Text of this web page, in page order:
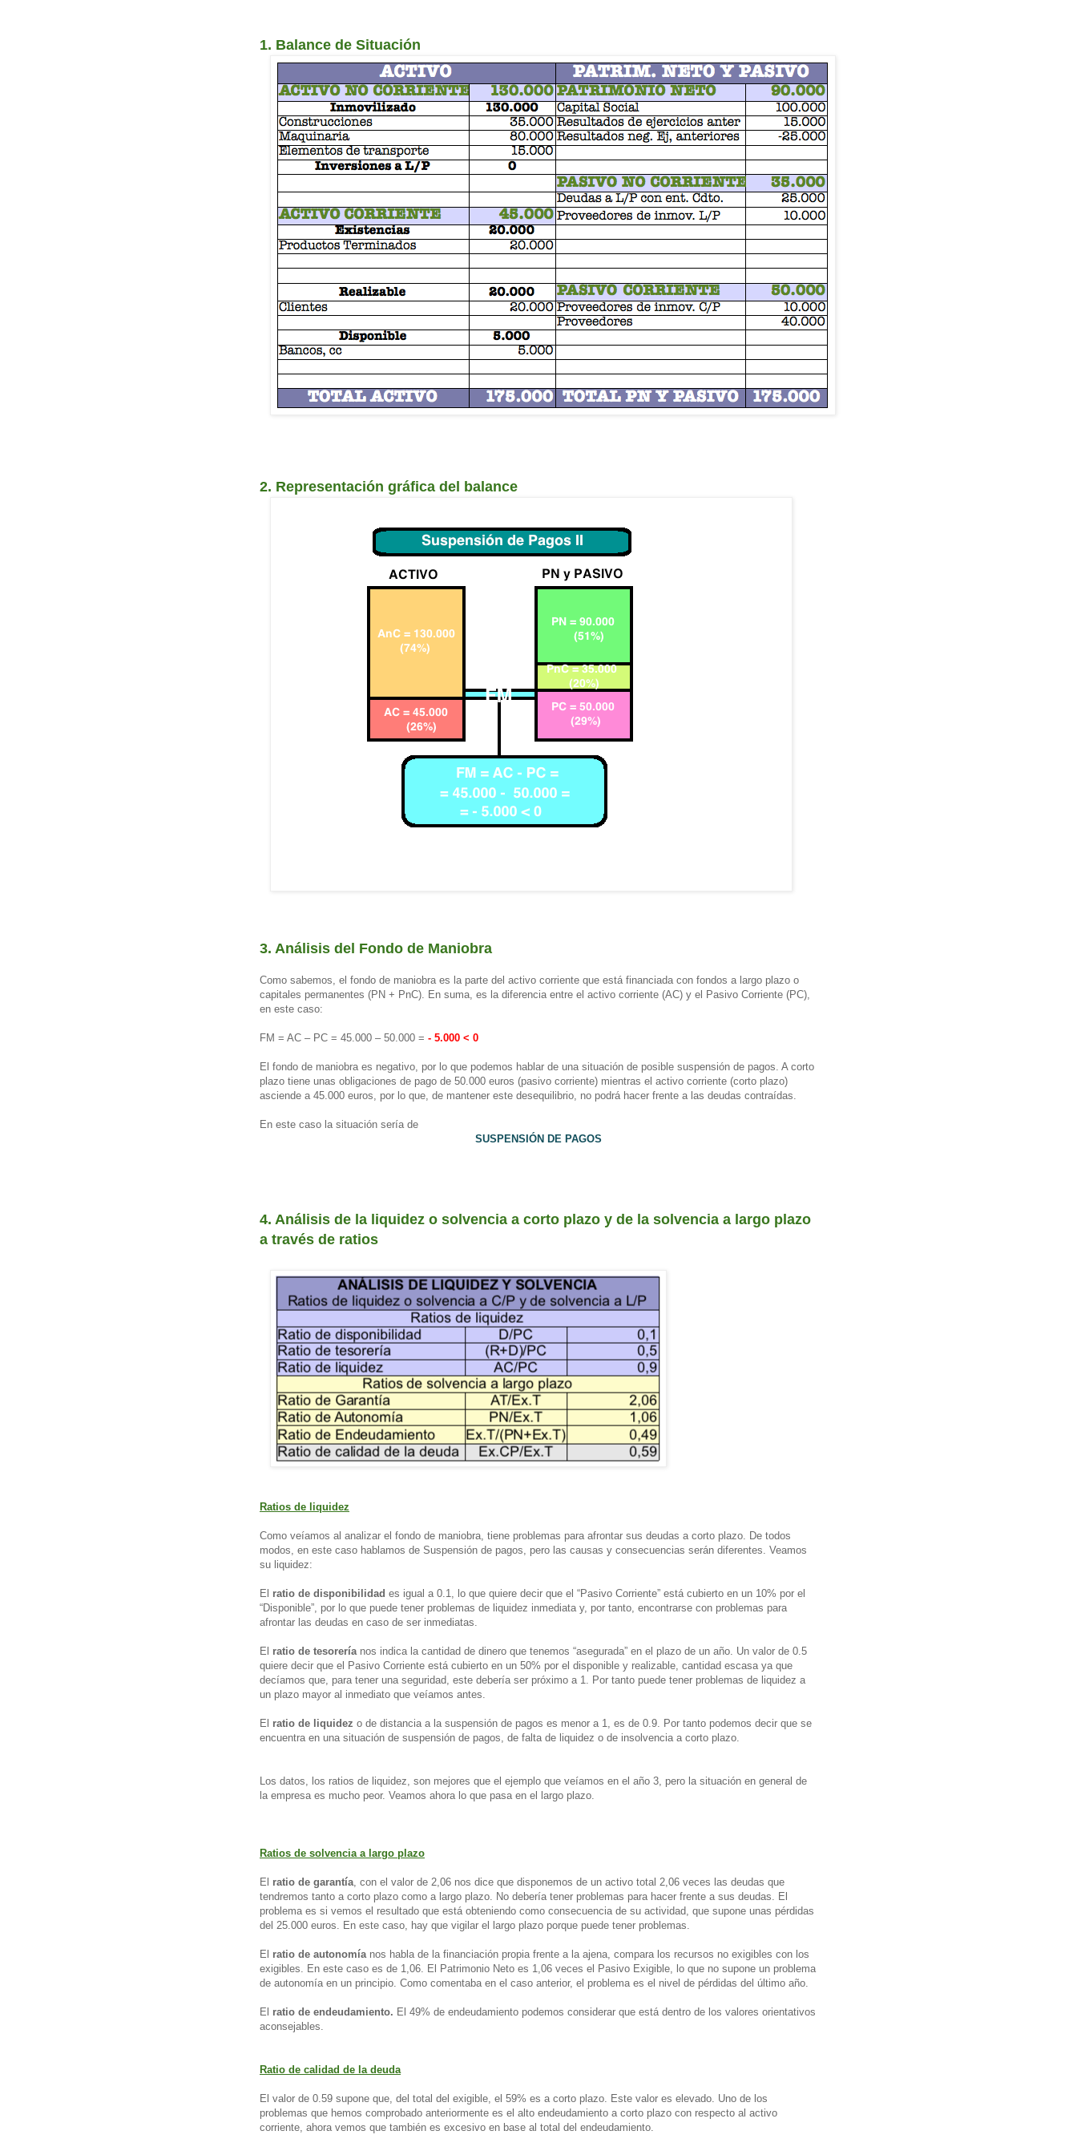
1. Balance de Situación
2. Representación gráfica del balance
3. Análisis del Fondo de Maniobra
Como sabemos, el fondo de maniobra es la parte del activo corriente que está financiada con fondos a largo plazo o
capitales permanentes (PN + PnC). En suma, es la diferencia entre el activo corriente (AC) y el Pasivo Corriente (PC),
en este caso:
FM = AC – PC = 45.000 – 50.000 = - 5.000 < 0
El fondo de maniobra es negativo, por lo que podemos hablar de una situación de posible suspensión de pagos. A corto
plazo tiene unas obligaciones de pago de 50.000 euros (pasivo corriente) mientras el activo corriente (corto plazo)
asciende a 45.000 euros, por lo que, de mantener este desequilibrio, no podrá hacer frente a las deudas contraídas.
En este caso la situación sería de
SUSPENSIÓN DE PAGOS
4. Análisis de la liquidez o solvencia a corto plazo y de la solvencia a largo plazo
a través de ratios
Ratios de liquidez
Como veíamos al analizar el fondo de maniobra, tiene problemas para afrontar sus deudas a corto plazo. De todos
modos, en este caso hablamos de Suspensión de pagos, pero las causas y consecuencias serán diferentes. Veamos
su liquidez:
El ratio de disponibilidad es igual a 0.1, lo que quiere decir que el “Pasivo Corriente” está cubierto en un 10% por el
“Disponible”, por lo que puede tener problemas de liquidez inmediata y, por tanto, encontrarse con problemas para
afrontar las deudas en caso de ser inmediatas.
El ratio de tesoreríanos indica la cantidad de dinero que tenemos “asegurada” en el plazo de un año. Un valor de 0.5
quiere decir que el Pasivo Corriente está cubierto en un 50% por el disponible y realizable, cantidad escasa ya que
decíamos que, para tener una seguridad, este debería ser próximo a 1. Por tanto puede tener problemas de liquidez a
un plazo mayor al inmediato que veíamos antes.
El ratio de liquidez o de distancia a la suspensión de pagos es menor a 1, es de 0.9. Por tanto podemos decir que se
encuentra en una situación de suspensión de pagos, de falta de liquidez o de insolvencia a corto plazo.
Los datos, los ratios de liquidez, son mejores que el ejemplo que veíamos en el año 3, pero la situación en general de
la empresa es mucho peor. Veamos ahora lo que pasa en el largo plazo.
Ratios de solvencia a largo plazo
El ratio de garantía, con el valor de 2,06 nos dice que disponemos de un activo total 2,06 veces las deudas que
tendremos tanto a corto plazo como a largo plazo. No debería tener problemas para hacer frente a sus deudas. El
problema es si vemos el resultado que está obteniendo como consecuencia de su actividad, que supone unas pérdidas
del 25.000 euros. En este caso, hay que vigilar el largo plazo porque puede tener problemas.
El ratio de autonomíanos habla de la financiación propia frente a la ajena, compara los recursos no exigibles con los
exigibles. En este caso es de 1,06. El Patrimonio Neto es 1,06 veces el Pasivo Exigible, lo que no supone un problema
de autonomía en un principio. Como comentaba en el caso anterior, el problema es el nivel de pérdidas del último año.
El ratio de endeudamiento. El 49% de endeudamiento podemos considerar que está dentro de los valores orientativos
aconsejables.
Ratio de calidad de la deuda
El valor de 0.59 supone que, del total del exigible, el 59% es a corto plazo. Este valor es elevado. Uno de los
problemas que hemos comprobado anteriormente es el alto endeudamiento a corto plazo con respecto al activo
corriente, ahora vemos que también es excesivo en base al total del endeudamiento.